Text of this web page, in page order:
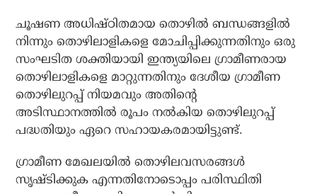
ചൂഷണ അധിഷ്ഠിതമായ തൊഴില്‍ ബന്ധങ്ങളില്‍
നിന്നും തൊഴിലാളികളെ മോചിപ്പിക്കുന്നതിനും ഒരു
സംഘടിത ശക്തിയായി ഇന്ത്യയിലെ ഗ്രാമീണരായ
തൊഴിലാളികളെ മാറ്റുന്നതിനും ദേശീയ ഗ്രാമീണ
തൊഴിലുറപ്പ് നിയമവും അതിന്റെ
അടിസ്ഥാനത്തില്‍ രൂപം നല്‍കിയ തൊഴിലുറപ്പ്
പദ്ധതിയും ഏറെ സഹായകരമായിട്ടുണ്ട്.
ഗ്രാമീണ മേഖലയില്‍ തൊഴിലവസരങ്ങള്‍
സൃഷ്ടിക്കുക എന്നതിനോടൊപ്പം പരിസ്ഥിതി